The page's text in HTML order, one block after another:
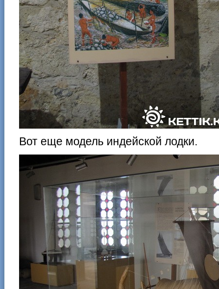
Вот еще модель индейской лодки.